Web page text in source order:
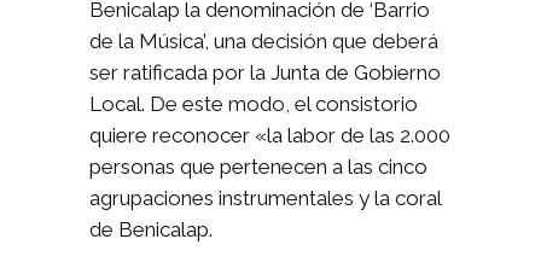
Benicalap la denominación de ‘Barrio
de la Música’, una decisión que deberá
ser ratificada por la Junta de Gobierno
Local. De este modo, el consistorio
quiere reconocer «la labor de las 2.000
personas que pertenecen a las cinco
agrupaciones instrumentales y la coral
de Benicalap.